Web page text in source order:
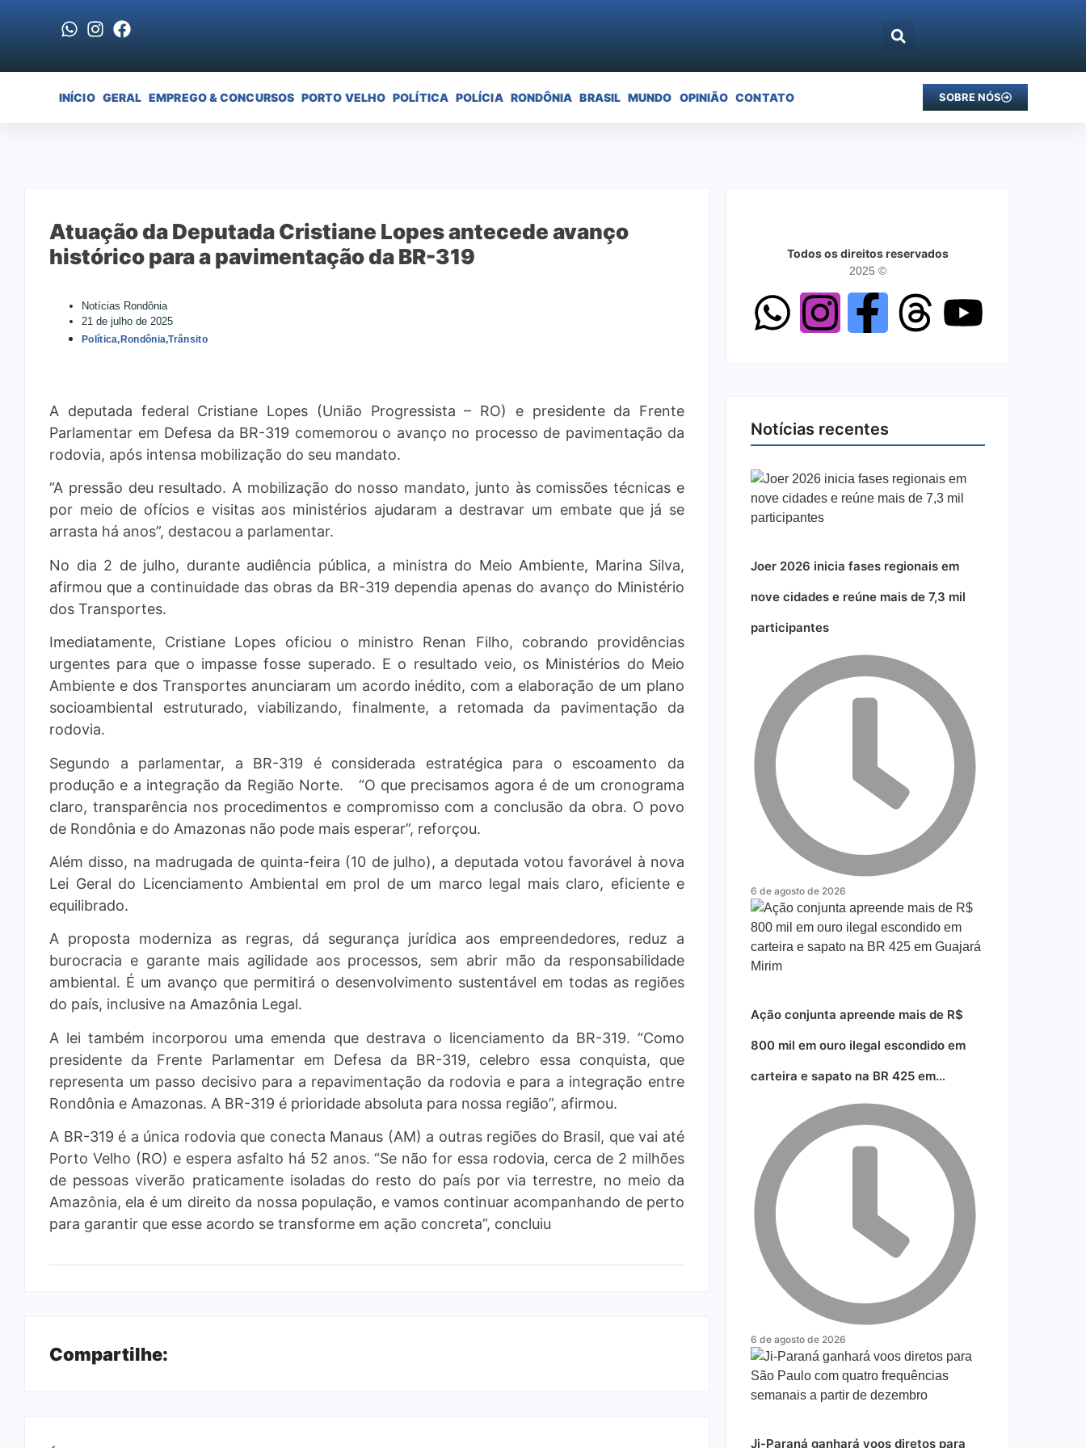
INÍCIO GERAL EMPREGO & CONCURSOS PORTO VELHO POLÍTICA POLÍCIA RONDÔNIA BRASIL MUNDO OPINIÃO CONTATO SOBRE NÓS
Atuação da Deputada Cristiane Lopes antecede avanço
histórico para a pavimentação da BR-319
Notícias Rondônia
21 de julho de 2025
Política, Rondônia,Trânsito
A deputada federal Cristiane Lopes (União Progressista – RO) e presidente da Frente
Parlamentar em Defesa da BR-319 comemorou o avanço no processo de pavimentação da
rodovia, após intensa mobilização do seu mandato.
“A pressão deu resultado. A mobilização do nosso mandato, junto às comissões técnicas e
por meio de ofícios e visitas aos ministérios ajudaram a destravar um embate que já se
arrasta há anos”, destacou a parlamentar.
No dia 2 de julho, durante audiência pública, a ministra do Meio Ambiente, Marina Silva,
afirmou que a continuidade das obras da BR-319 dependia apenas do avanço do Ministério
dos Transportes.
Imediatamente, Cristiane Lopes oficiou o ministro Renan Filho, cobrando providências
urgentes para que o impasse fosse superado. E o resultado veio, os Ministérios do Meio
Ambiente e dos Transportes anunciaram um acordo inédito, com a elaboração de um plano
socioambiental estruturado, viabilizando, finalmente, a retomada da pavimentação da
rodovia.
Segundo a parlamentar, a BR-319 é considerada estratégica para o escoamento da
produção e a integração da Região Norte. “O que precisamos agora é de um cronograma
claro, transparência nos procedimentos e compromisso com a conclusão da obra. O povo
de Rondônia e do Amazonas não pode mais esperar”, reforçou.
Além disso, na madrugada de quinta-feira (10 de julho), a deputada votou favorável à nova
Lei Geral do Licenciamento Ambiental em prol de um marco legal mais claro, eficiente e
equilibrado.
A proposta moderniza as regras, dá segurança jurídica aos empreendedores, reduz a
burocracia e garante mais agilidade aos processos, sem abrir mão da responsabilidade
ambiental. É um avanço que permitirá o desenvolvimento sustentável em todas as regiões
do país, inclusive na Amazônia Legal.
A lei também incorporou uma emenda que destrava o licenciamento da BR-319. “Como
presidente da Frente Parlamentar em Defesa da BR-319, celebro essa conquista, que
representa um passo decisivo para a repavimentação da rodovia e para a integração entre
Rondônia e Amazonas. A BR-319 é prioridade absoluta para nossa região”, afirmou.
A BR-319 é a única rodovia que conecta Manaus (AM) a outras regiões do Brasil, que vai até
Porto Velho (RO) e espera asfalto há 52 anos. “Se não for essa rodovia, cerca de 2 milhões
de pessoas viverão praticamente isoladas do resto do país por via terrestre, no meio da
Amazônia, ela é um direito da nossa população, e vamos continuar acompanhando de perto
para garantir que esse acordo se transforme em ação concreta”, concluiu
Compartilhe:
Todos os direitos reservados
2025 ©
Notícias recentes
Joer 2026 inicia fases regionais em
nove cidades e reúne mais de 7,3 mil
participantes
6 de agosto de 2026
Ação conjunta apreende mais de R$
800 mil em ouro ilegal escondido em
carteira e sapato na BR 425 em…
6 de agosto de 2026
Ji-Paraná ganhará voos diretos para